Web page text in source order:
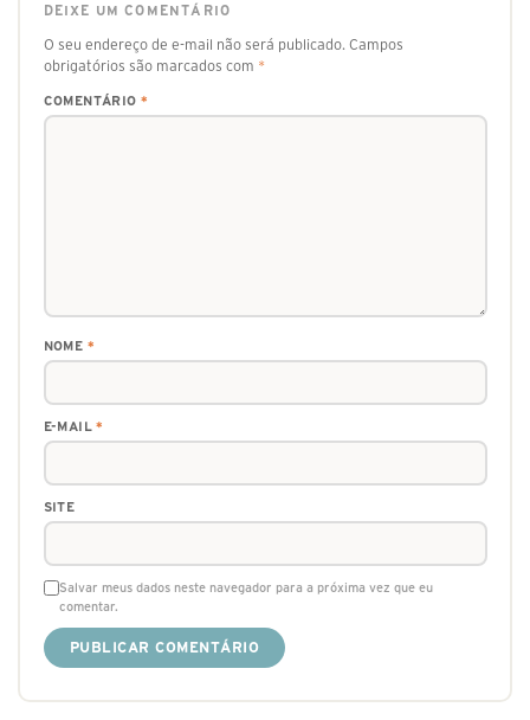
DEIXE UM COMENTÁRIO
O seu endereço de e-mail não será publicado. Campos
obrigatórios são marcados com *
COMENTÁRIO *
NOME *
E-MAIL*
SITE
Salvar meus dados neste navegador para a próxima vez que eu
comentar.